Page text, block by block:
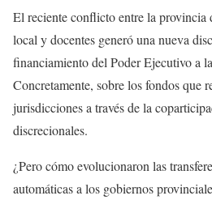
El reciente conflicto entre la provincia
local y docentes generó una nueva
financiamiento del Poder Ejecutivo a
Concretamente, sobre los fondos que
jurisdicciones a través de la
discrecionales.
¿Pero cómo evolucionaron las
automáticas a los gobiernos